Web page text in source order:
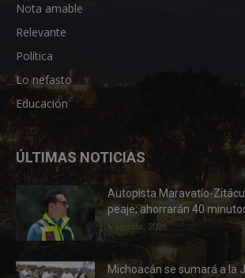
Nota amable
Relevante
Política
Lo nefasto
Educación
ÚLTIMAS NOTICIAS
Autopista Maravatío-
peaje; ahorrarán 40
6 agosto, 2026
Michoacán se sumará a la